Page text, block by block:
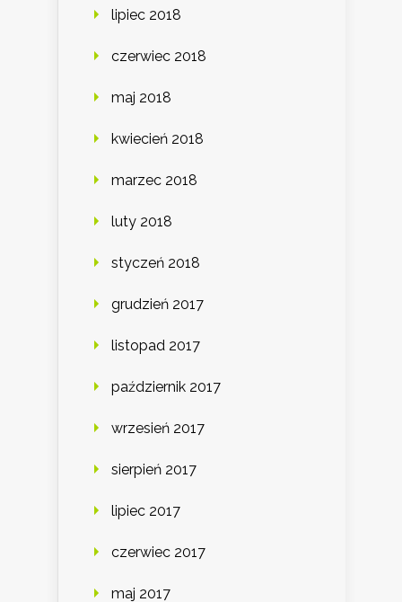
lipiec 2018
czerwiec 2018
maj 2018
kwiecień 2018
marzec 2018
luty 2018
styczeń 2018
grudzień 2017
listopad 2017
październik 2017
wrzesień 2017
sierpień 2017
lipiec 2017
czerwiec 2017
maj 2017